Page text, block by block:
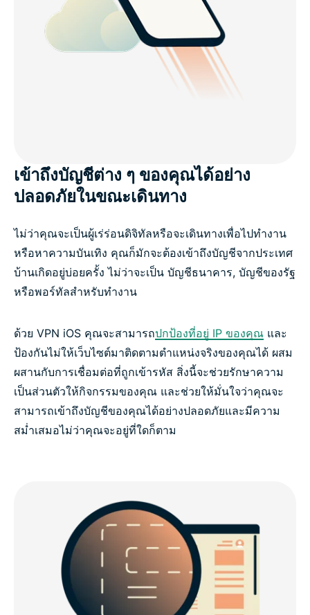
เข้าถึงบัญชีต่าง ๆ ของคุณได้อย่าง
ปลอดภัยในขณะเดินทาง
ไม่ว่าคุณจะเป็นผู้เร่ร่อนดิจิทัลหรือจะเดินทางเพื่อไปทำงาน
หรือหาความบันเทิง คุณก็มักจะต้องเข้าถึงบัญชีจากประเทศ
บ้านเกิดอยู่บ่อยครั้ง ไม่ว่าจะเป็น บัญชีธนาคาร, บัญชีของรัฐ
หรือพอร์ทัลสำหรับทำงาน
ด้วย VPN iOS คุณจะสามารถปกป้องที่อยู่ IP ของคุณ และ
ป้องกันไม่ให้เว็บไซต์มาติดตามตำแหน่งจริงของคุณได้ ผสม
ผสานกับการเชื่อมต่อที่ถูกเข้ารหัส สิ่งนี้จะช่วยรักษาความ
เป็นส่วนตัวให้กิจกรรมของคุณ และช่วยให้มั่นใจว่าคุณจะ
สามารถเข้าถึงบัญชีของคุณได้อย่างปลอดภัยและมีความ
สม่ำเสมอไม่ว่าคุณจะอยู่ที่ใดก็ตาม